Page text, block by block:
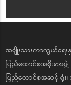
အမျိုးသားကာကွယ်ရေး
ပြည်ထောင်စုအစိုးရအဖွဲ့
ပြည်ထောင်စုအဆင့် ရုံး၊